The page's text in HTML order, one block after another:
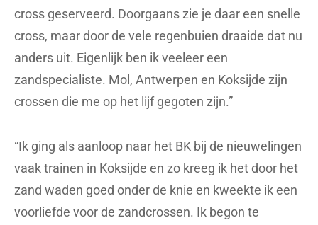
cross geserveerd. Doorgaans zie je daar een snelle
cross, maar door de vele regenbuien draaide dat nu
anders uit. Eigenlijk ben ik veeleer een
zandspecialiste. Mol, Antwerpen en Koksijde zijn
crossen die me op het lijf gegoten zijn.”
“Ik ging als aanloop naar het BK bij de nieuwelingen
vaak trainen in Koksijde en zo kreeg ik het door het
zand waden goed onder de knie en kweekte ik een
voorliefde voor de zandcrossen. Ik begon te